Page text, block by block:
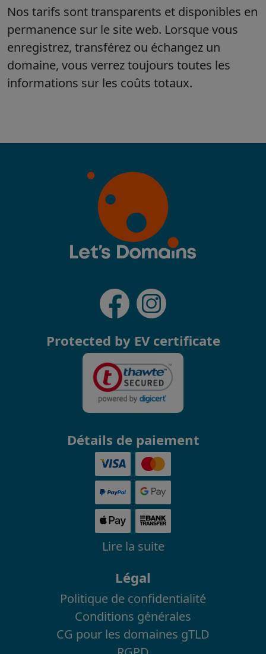
Protected by EV certificate
Détails de paiement
Lire la suite
Légal
Politique de confidentialité
Conditions générales
CG pour les domaines gTLD